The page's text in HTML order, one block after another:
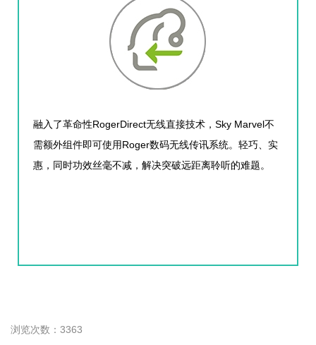
融入了革命性RogerDirect无线直接技术， Sky Marvel不
需额外组件即可使用 Roger数码无线传讯系统。轻巧、实
惠，同时功效丝毫不减，解决突破远距离聆听的难题。
浏览次数：3363